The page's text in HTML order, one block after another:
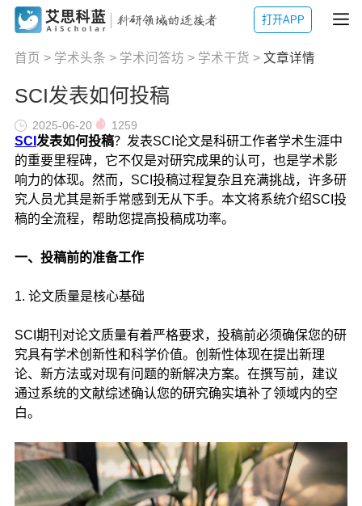
打开APP
首页 > 学术头条 > 学术问答坊 > 学术干货 > 文章详情
SCI发表如何投稿
2025-06-20 1259
SCI 发表如何投稿？发表SCI论文是科研工作者学术生涯中
的重要里程碑，它不仅是对研究成果的认可，也是学术影
响力的体现。然而，SCI投稿过程复杂且充满挑战，许多研
究人员尤其是新手常感到无从下手。本文将系统介绍SCI投
稿的全流程，帮助您提高投稿成功率。
一、投稿前的准备工作
1. 论文质量是核心基础
SCI期刊对论文质量有着严格要求，投稿前必须确保您的研
究具有学术创新性和科学价值。创新性体现在提出新理
论、新方法或对现有问题的新解决方案。在撰写前，建议
通过系统的文献综述确认您的研究确实填补了领域内的空
白。